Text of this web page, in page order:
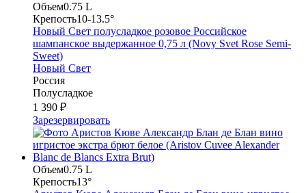
Объем0.75 L
Крепость10-13.5°
Новый Свет полусладкое розовое Российское
шампанское выдержанное 0,75 л (Novy Svet Rose Semi-
Sweet)
Новый Свет
Россия
Полусладкое
1 390 ₽
Зарезервировать
Объем0.75 L
Крепость13°